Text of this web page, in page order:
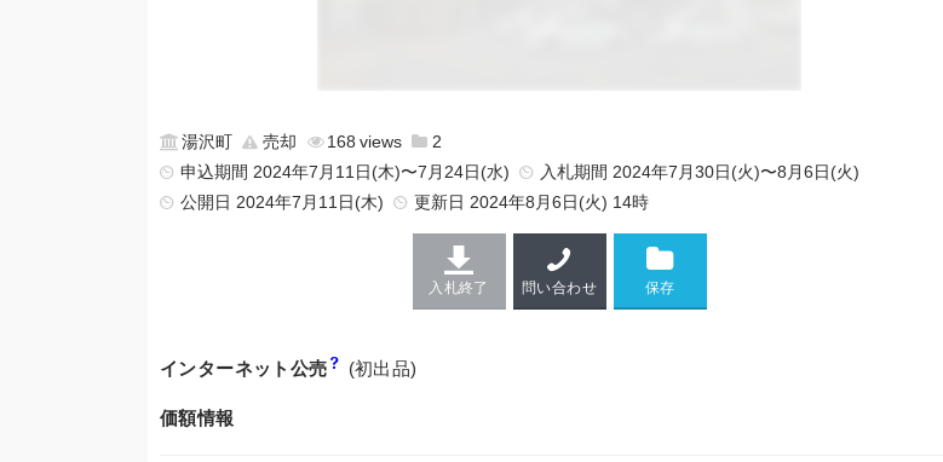
湯沢町 売却 168
2
申込期間 2024年7月11日(木)〜7月24日(水)
入札期間 2024年7月30日(火)〜8月6日(火)
公開日 2024年7月11日(木) 更新日 2024年8月6日(火) 14時
入札終了 問い合わせ
インターネット公売 (初出品)
価額情報